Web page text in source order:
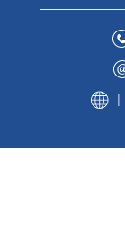
|